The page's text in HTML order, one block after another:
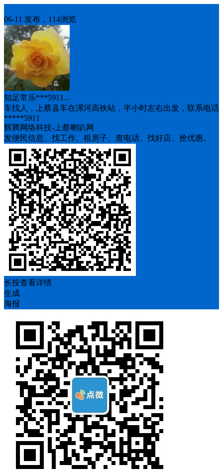
06-11 发布，114浏览
知足常乐***5911...
车找人，上蔡县车在漯河高铁站，半小时左右出发，联系电话
*****5911
辉腾网络科技-上蔡喇叭网
发便民信息、找工作、租房子、查电话、找好店、抢优惠。
长按查看详情
生成
海报